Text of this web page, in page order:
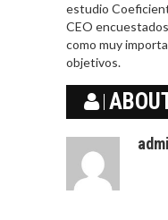
estudio
CEO
como muy
objetivos.